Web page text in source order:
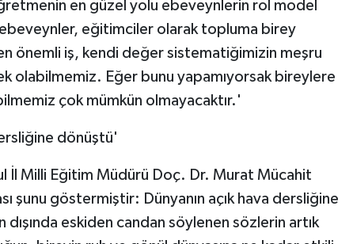
en güzel yolu ebeveynlerin rol model
ebeveynler, eğitimciler olarak topluma birey
en önemli iş, kendi değer sistematiğimizin meşru
olabilmemiz. Eğer bunu yapamıyorsak bireylere
çok mümkün olmayacaktır.'
dönüştü'
İl Milli Eğitim Müdürü Doç. Dr. Murat Mücahit
şunu göstermiştir: Dünyanın açık hava dersliğine
eskiden candan söylenen sözlerin artık